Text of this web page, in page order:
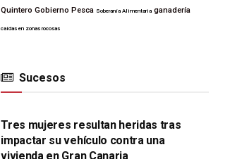
Quintero Gobierno Pesca Soberanía Alimentaria ganadería
caídas en zonas rocosas
Sucesos
SUCESOS
Tres mujeres resultan heridas tras
impactar su vehículo contra una
vivienda en Gran Canaria